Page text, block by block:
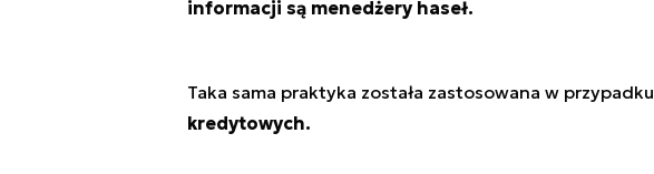
informacji są menedżery haseł.
Taka sama praktyka została zastosowana w przypadku
kredytowych.